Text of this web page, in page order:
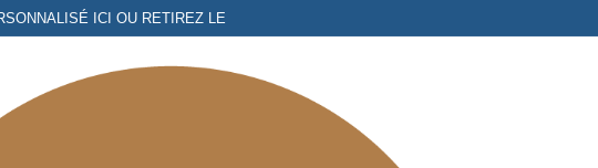
ICI OU RETIREZ LE